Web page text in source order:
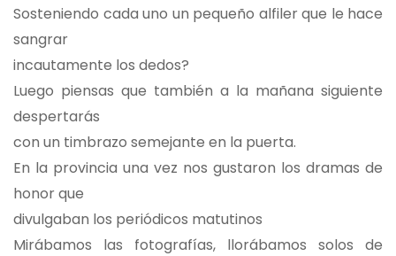
Sosteniendo cada uno un pequeño alfiler que le hace
sangrar
incautamente los dedos?
Luego piensas que también a la mañana siguiente
despertarás
con un timbrazo semejante en la puerta.
En la provincia una vez nos gustaron los dramas de
honor que
divulgaban los periódicos matutinos
Mirábamos las fotografías, llorábamos solos de